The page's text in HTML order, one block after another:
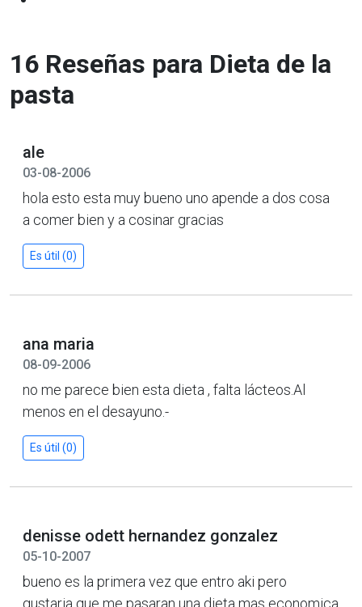
16 Reseñas para Dieta de la
pasta
ale
03-08-2006
hola esto esta muy bueno uno apende a dos cosa
a comer bien y a cosinar gracias
Es útil (0)
ana maria
08-09-2006
no me parece bien esta dieta , falta lácteos.Al
menos en el desayuno.-
Es útil (0)
denisse odett hernandez gonzalez
05-10-2007
bueno es la primera vez que entro aki pero
gustaria que me pasaran una dieta mas economica